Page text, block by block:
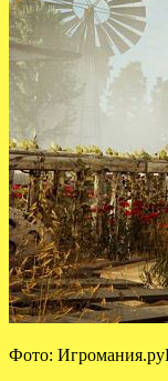
Фото: